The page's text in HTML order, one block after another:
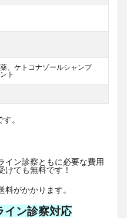
、ケトコナゾールシャンプ
ト
。
イン診察ともに必要な費用
けても無料です！
がかかります。
イン診察対応